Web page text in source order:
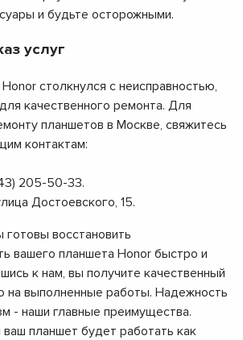
и будьте осторожными.
услуг
столкнулся с неисправностью,
качественного ремонта. Для
планшетов в Москве, свяжитесь
контактам:
205-50-33.
Достоевского, 15.
восстановить
вашего планшета Honor быстро и
к нам, вы получите качественный
на выполненные работы. Надежность
- наши главные преимущества.
планшет будет работать как